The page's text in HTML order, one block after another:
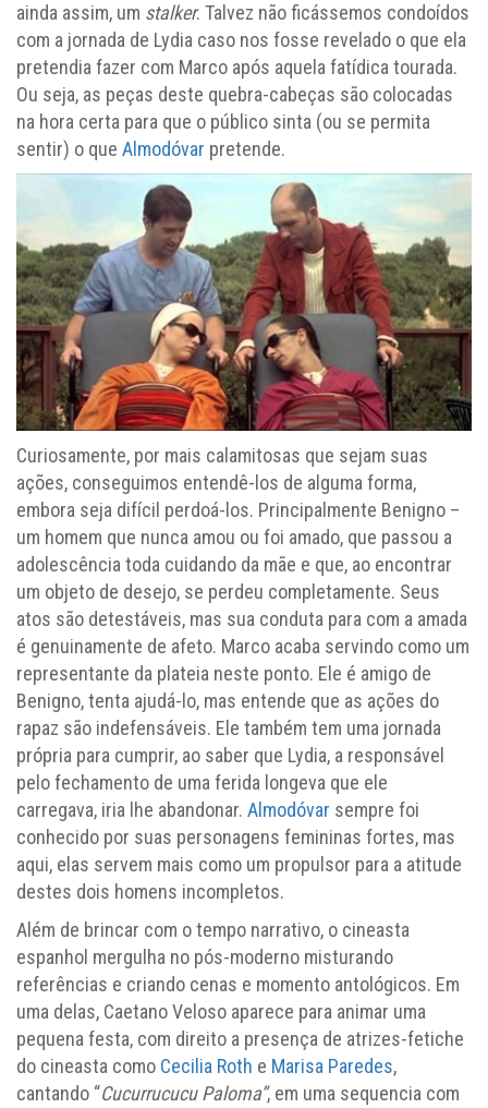
ainda assim, um stalker. Talvez não ficássemos condoídos
com a jornada de Lydia caso nos fosse revelado o que ela
pretendia fazer com Marco após aquela fatídica tourada.
Ou seja, as peças deste quebra-cabeças são colocadas
na hora certa para que o público sinta (ou se permita
sentir) o que Almodóvar pretende.
Curiosamente, por mais calamitosas que sejam suas
ações, conseguimos entendê-los de alguma forma,
embora seja difícil perdoá-los. Principalmente Benigno –
um homem que nunca amou ou foi amado, que passou a
adolescência toda cuidando da mãe e que, ao encontrar
um objeto de desejo, se perdeu completamente. Seus
atos são detestáveis, mas sua conduta para com a amada
é genuinamente de afeto. Marco acaba servindo como um
representante da plateia neste ponto. Ele é amigo de
Benigno, tenta ajudá-lo, mas entende que as ações do
rapaz são indefensáveis. Ele também tem uma jornada
própria para cumprir, ao saber que Lydia, a responsável
pelo fechamento de uma ferida longeva que ele
carregava, iria lhe abandonar. Almodóvar sempre foi
conhecido por suas personagens femininas fortes, mas
aqui, elas servem mais como um propulsor para a atitude
destes dois homens incompletos.
Além de brincar com o tempo narrativo, o cineasta
espanhol mergulha no pós-moderno misturando
referências e criando cenas e momento antológicos. Em
uma delas, Caetano Veloso aparece para animar uma
pequena festa, com direito a presença de atrizes-fetiche
do cineasta como Cecilia Roth e Marisa Paredes,
cantando “Cucurrucucu Paloma”, em uma sequencia com